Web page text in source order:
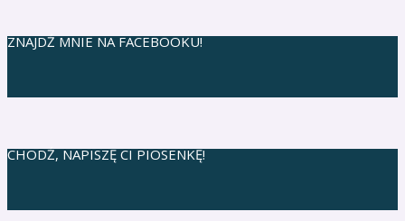
ZNAJDŹ MNIE NA FACEBOOKU!
CHODŹ, NAPISZĘ CI PIOSENKĘ!